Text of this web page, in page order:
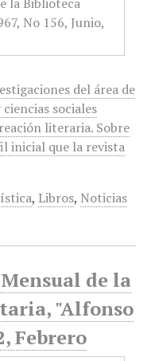
del área de
sociales
literaria. Sobre
inicial que la revista
, Libros, Noticias
de la
"Alfonso
Febrero